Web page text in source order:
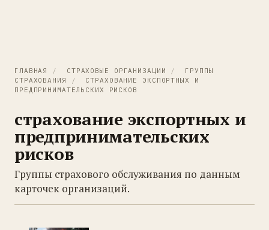
ГЛАВНАЯ / СТРАХОВЫЕ ОРГАНИЗАЦИИ /
ГРУППЫ
СТРАХОВАНИЯ
/
СТРАХОВАНИЕ ЭКСПОРТНЫХ И
ПРЕДПРИНИМАТЕЛЬСКИХ РИСКОВ
страхование экспортных и
предпринимательских
рисков
Группы страхового обслуживания по данным
карточек организаций.